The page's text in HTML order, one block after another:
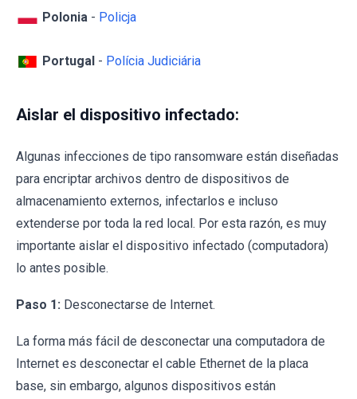
Polonia - Policja
Portugal - Polícia Judiciária
Aislar el dispositivo infectado:
Algunas infecciones de tipo ransomware están diseñadas
para encriptar archivos dentro de dispositivos de
almacenamiento externos, infectarlos e incluso
extenderse por toda la red local. Por esta razón, es muy
importante aislar el dispositivo infectado (computadora)
lo antes posible.
Paso 1: Desconectarse de Internet.
La forma más fácil de desconectar una computadora de
Internet es desconectar el cable Ethernet de la placa
base, sin embargo, algunos dispositivos están